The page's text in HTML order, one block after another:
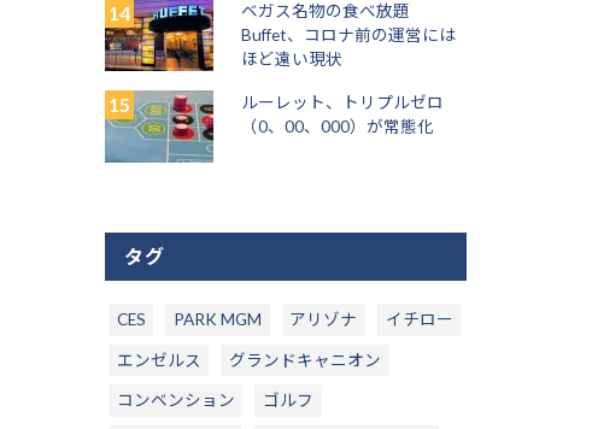
ベガス名物の食べ放題
Buffet、コロナ前の運営には
ほど遠い現状
ルーレット、トリプルゼロ
（0、00、000）が常態化
タグ
CES PARK MGM アリゾナ イチロー
エンゼルス グランドキャニオン
コンベンション ゴルフ